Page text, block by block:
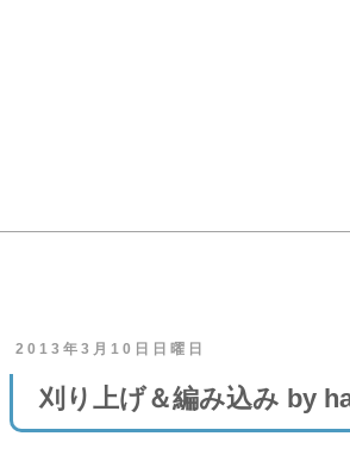
2013年3月10日日曜日
刈り上げ＆編み込み by